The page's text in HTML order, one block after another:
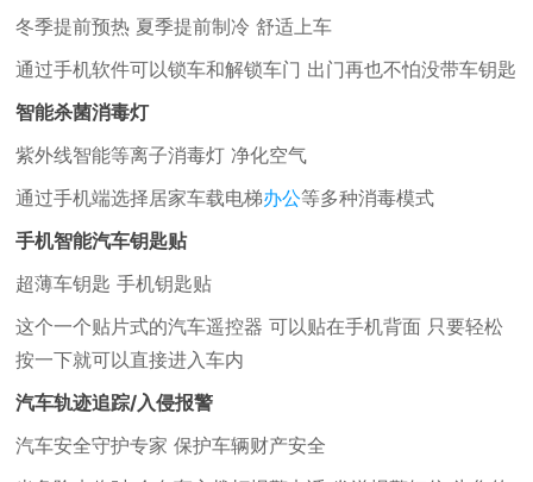
冬季提前预热 夏季提前制冷 舒适上车
通过手机软件可以锁车和解锁车门 出门再也不怕没带车钥匙
智能杀菌消毒灯
紫外线智能等离子消毒灯 净化空气
通过手机端选择居家车载电梯办公等多种消毒模式
手机智能汽车钥匙贴
超薄车钥匙 手机钥匙贴
这个一个贴片式的汽车遥控器 可以贴在手机背面 只要轻松
按一下就可以直接进入车内
汽车轨迹追踪/入侵报警
汽车安全守护专家 保护车辆财产安全